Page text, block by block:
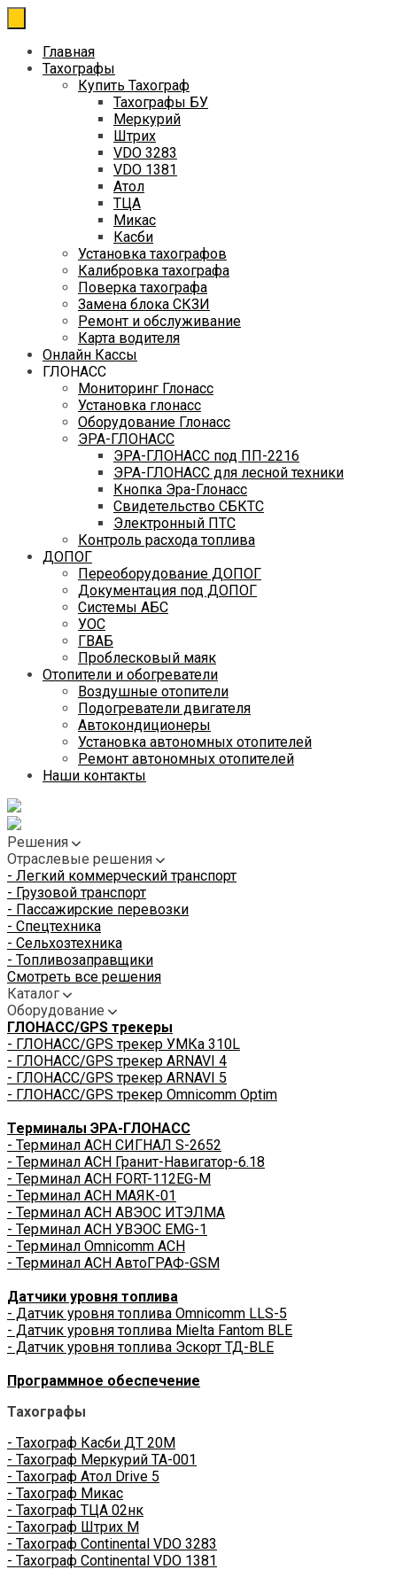
Перейти
к
содержимому
Главная
Тахографы
Купить Тахограф
Тахографы БУ
Меркурий
Штрих
VDO 3283
VDO 1381
Атол
ТЦА
Микас
Касби
Установка тахографов
Калибровка тахографа
Поверка тахографа
Замена блока СКЗИ
Ремонт и обслуживание
Карта водителя
Онлайн Кассы
ГЛОНАСС
Мониторинг Глонасс
Установка глонасс
Оборудование Глонасс
ЭРА-ГЛОНАСС
ЭРА-ГЛОНАСС под ПП-2216
ЭРА-ГЛОНАСС для лесной техники
Кнопка Эра-Глонасс
Свидетельство СБКТС
Электронный ПТС
Контроль расхода топлива
ДОПОГ
Переоборудование ДОПОГ
Документация под ДОПОГ
Системы АБС
УОС
ГВАБ
Проблесковый маяк
Отопители и обогреватели
Воздушные отопители
Подогреватели двигателя
Автокондиционеры
Установка автономных отопителей
Ремонт автономных отопителей
Наши контакты
Решения
Отраслевые решения
- Легкий коммерческий транспорт
- Грузовой транспорт
- Пассажирские перевозки
- Спецтехника
- Сельхозтехника
- Топливозаправщики
Смотреть все решения
Каталог
Оборудование
ГЛОНАСС/GPS трекеры
- ГЛОНАСС/GPS трекер УМКа 310L
- ГЛОНАСС/GPS трекер ARNAVI 4
- ГЛОНАСС/GPS трекер ARNAVI 5
- ГЛОНАСС/GPS трекер Omnicomm Optim
Терминалы ЭРА-ГЛОНАСС
- Терминал АСН СИГНАЛ S-2652
- Терминал АСН Гранит-Навигатор-6.18
- Терминал АСН FORT-112EG-M
- Терминал АСН МАЯК-01
- Терминал АСН АВЭОС ИТЭЛМА
- Терминал АСН УВЭОС EMG-1
- Терминал Omnicomm АСН
- Терминал АСН АвтоГРАФ-GSM
Датчики уровня топлива
- Датчик уровня топлива Omnicomm LLS-5
- Датчик уровня топлива Mielta Fantom BLE
- Датчик уровня топлива Эскорт ТД-BLE
Программное обеспечение
Тахографы
- Тахограф Касби ДТ 20М
- Тахограф Меркурий ТА-001
- Тахограф Атол Drive 5
- Тахограф Микас
- Тахограф ТЦА 02нк
- Тахограф Штрих М
- Тахограф Continental VDO 3283
- Тахограф Continental VDO 1381